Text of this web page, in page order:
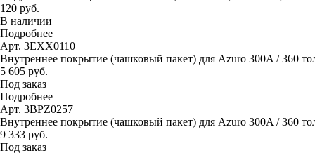
120 руб.
В наличии
Подробнее
Арт. 3EXX0110
Внутреннее покрытие (чашковый пакет) для Azuro 300A / 360
5 605 руб.
Под заказ
Подробнее
Арт. 3BPZ0257
Внутреннее покрытие (чашковый пакет) для Azuro 300A / 360
9 333 руб.
Под заказ